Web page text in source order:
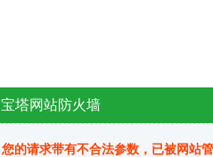
宝塔网站防火墙
您的请求带有不合法参数，已被网站